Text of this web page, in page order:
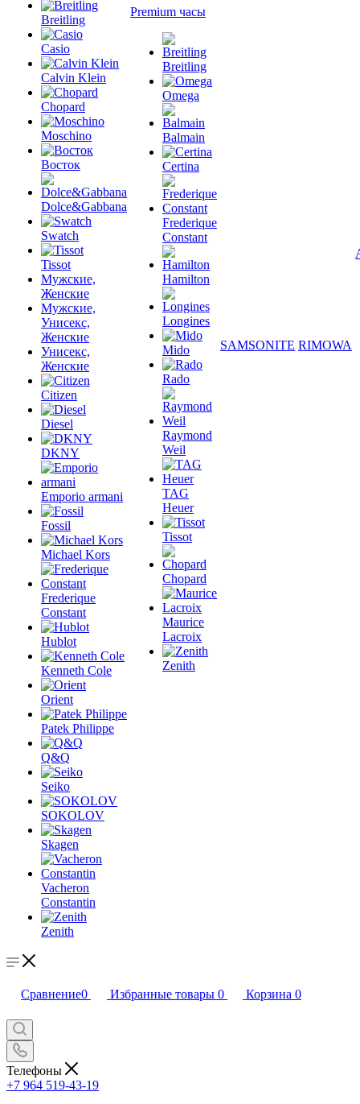
Breitling
Casio
Calvin Klein
Chopard
Moschino
Восток
Dolce&Gabbana
Swatch
Tissot
Мужские,
Женские
Мужские,
Унисекс,
Женские
Унисекс,
Женские
Citizen
Diesel
DKNY
Emporio armani
Fossil
Michael Kors
Frederique
Constant
Hublot
Kenneth Cole
Orient
Patek Philippe
Q&Q
Seiko
SOKOLOV
Skagen
Vacheron
Constantin
Zenith
Premium часы
Breitling
Omega
Balmain
Certina
Frederique
Constant
Hamilton
Longines
Mido
Rado
Raymond
Weil
TAG
Heuer
Tissot
Chopard
Maurice
Lacroix
Zenith
SAMSONITE RIMOWA
Сравнение0 Избранные товары 0 Корзина 0
Телефоны
+7 964 519-43-19